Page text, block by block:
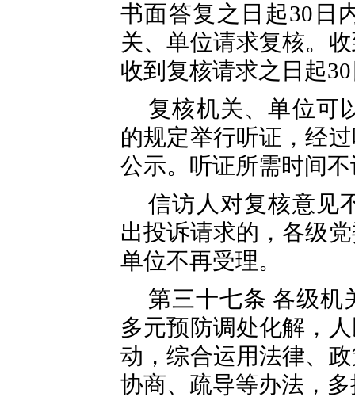
书面答复之日起30日
关、单位请求复核。
收到复核请求之日起
复核机关、单位可
的规定举行听证，经
公示。听证所需时间
信访人对复核意见
出投诉请求的，各级
单位不再受理。
第三十七条 各级机
多元预防调处化解，
动，综合运用法律、
协商、疏导等办法，